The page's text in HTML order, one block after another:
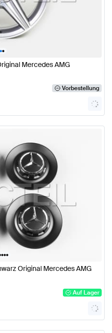
••
Mercedes AMG
Vorbestellung
•••
Original Mercedes AMG
Auf Lager